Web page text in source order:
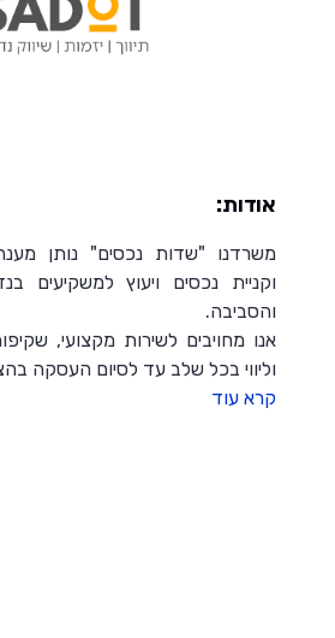
אודות:
משרדנו "שדות נכסים" נותן
וקניית נכסים ויעוץ למשקיעים
והסביבה.
אנו מחויבים לשירות מקצועי,
וליווי בכל שלב עד לסיום העסקה
קרא עוד